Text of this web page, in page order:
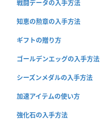
戦闘データの入手方法
知恵の勲章の入手方法
ギフトの贈り方
ゴールデンエッグの入手方法
シーズンメダルの入手方法
加速アイテムの使い方
強化石の入手方法